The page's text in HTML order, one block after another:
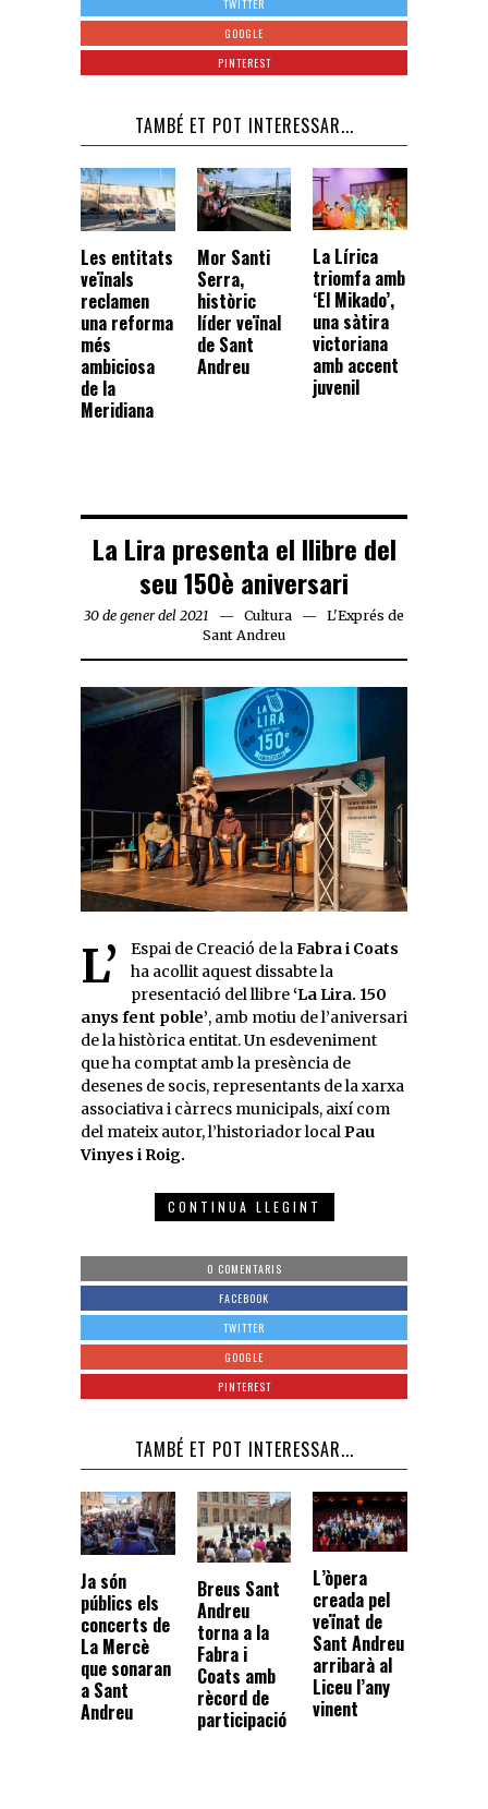
TWITTER
GOOGLE
PINTEREST
TAMBÉ ET POT INTERESSAR...
Les entitats
veïnals
reclamen
una reforma
més
ambiciosa
de la
Meridiana
Mor Santi
Serra,
històric
líder veïnal
de Sant
Andreu
La Lírica
triomfa amb
‘El Mikado’,
una sàtira
victoriana
amb accent
juvenil
La Lira presenta el llibre del
seu 150è aniversari
30 de gener del 2021 Cultura
L'Exprés de
Sant Andreu
L’Espai de Creació de laFabra i Coats
ha acollit aquest dissabte la
presentació del llibre‘La Lira. 150
anys fent poble’, amb motiu de l’aniversari
de la històrica entitat. Un esdeveniment
que ha comptat amb la presència de
desenes de socis, representants de la xarxa
associativa i càrrecs municipals, així com
del mateix autor, l’historiador localPau
Vinyes i Roig.
CONTINUA LLEGINT
0 COMENTARIS
FACEBOOK
TWITTER
GOOGLE
PINTEREST
TAMBÉ ET POT INTERESSAR...
Ja són
públics els
concerts de
La Mercè
que sonaran
a Sant
Andreu
Breus Sant
Andreu
torna a la
Fabra i
Coats amb
rècord de
participació
L’òpera
creada pel
veïnat de
Sant Andreu
arribarà al
Liceu l’any
vinent